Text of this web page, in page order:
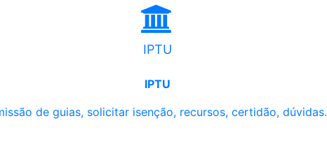
IPTU
IPTU
de guias, solicitar isenção, recursos, certidão, dúvidas.